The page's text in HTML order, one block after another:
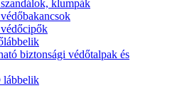
klumpák
biztonsági védőtalpak és